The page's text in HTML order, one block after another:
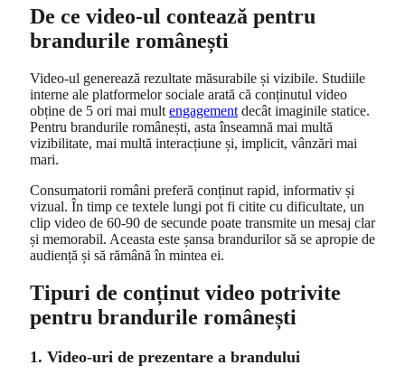
De ce video-ul contează pentru
brandurile românești
Video-ul generează rezultate măsurabile și vizibile. Studiile
interne ale platformelor sociale arată că conținutul video
obține de 5 ori mai mult engagement decât imaginile statice.
Pentru brandurile românești, asta înseamnă mai multă
vizibilitate, mai multă interacțiune și, implicit, vânzări mai
mari.
Consumatorii români preferă conținut rapid, informativ și
vizual. În timp ce textele lungi pot fi citite cu dificultate, un
clip video de 60-90 de secunde poate transmite un mesaj clar
și memorabil. Aceasta este șansa brandurilor să se apropie de
audiență și să rămână în mintea ei.
Tipuri de conținut video potrivite
pentru brandurile românești
1. Video-uri de prezentare a brandului